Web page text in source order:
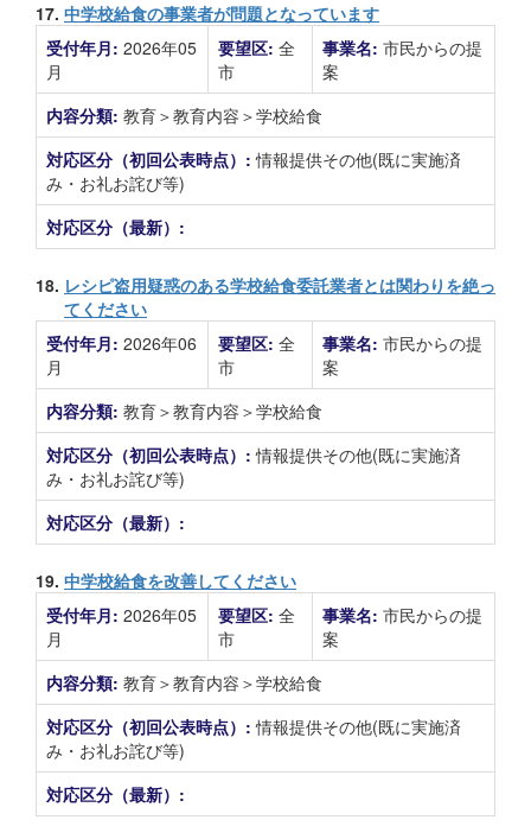
17. 中学校給食の事業者が問題となっています
受付年月: 2026年05
月
要望区: 全
市
事業名: 市民からの提
案
内容分類: 教育＞教育内容＞学校給食
対応区分（初回公表時点）:情報提供その他(既に実施済
み・お礼お詫び等)
対応区分（最新）:
18. レシピ盗用疑惑のある学校給食委託業者とは関わりを絶っ
てください
受付年月: 2026年06
月
要望区: 全
市
事業名: 市民からの提
案
内容分類: 教育＞教育内容＞学校給食
対応区分（初回公表時点）:情報提供その他(既に実施済
み・お礼お詫び等)
対応区分（最新）:
19. 中学校給食を改善してください
受付年月: 2026年05
月
要望区: 全
市
事業名: 市民からの提
案
内容分類: 教育＞教育内容＞学校給食
対応区分（初回公表時点）:情報提供その他(既に実施済
み・お礼お詫び等)
対応区分（最新）: